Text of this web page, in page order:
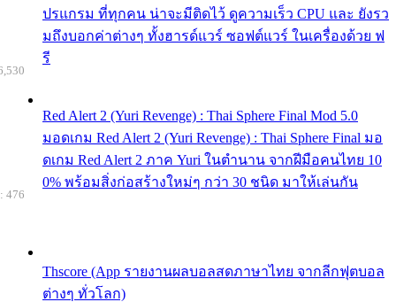
ปรแกรม ที่ทุกคน น่าจะมีติดไว้ ดูความเร็ว CPU และ ยังรว
มถึงบอกค่าต่างๆ ทั้งฮารด์แวร์ ซอฟต์แวร์ ในเครื่องด้วย ฟ
รี
Red Alert 2 (Yuri Revenge) : Thai Sphere Final Mod 5.0
มอดเกม Red Alert 2 (Yuri Revenge) : Thai Sphere Final มอ
ดเกม Red Alert 2 ภาค Yuri ในตำนาน จากฝีมือคนไทย 10
0% พร้อมสิ่งก่อสร้างใหม่ๆ กว่า 30 ชนิด มาให้เล่นกัน
Thscore (App รายงานผลบอลสดภาษาไทย จากลีกฟุตบอล
ต่างๆ ทั่วโลก)
476